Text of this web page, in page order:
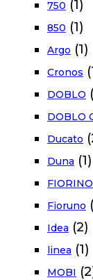
750 (1)
850 (1)
Argo (1)
Cronos
DOBLO
DOBLO
Ducato
Duna (1)
Fioruno
Idea (2)
linea (1)
MOBI